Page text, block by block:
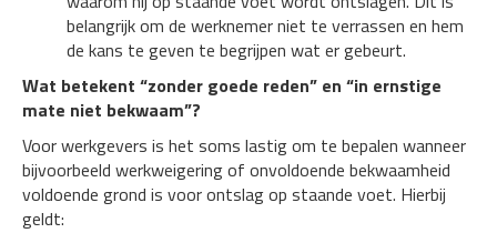
belangrijk om de werknemer niet te verrassen en hem
de kans te geven te begrijpen wat er gebeurt.
Wat betekent “zonder goede reden” en “in ernstige
mate niet bekwaam”?
Voor werkgevers is het soms lastig om te bepalen wanneer
bijvoorbeeld werkweigering of onvoldoende bekwaamheid
voldoende grond is voor ontslag op staande voet. Hierbij
geldt: